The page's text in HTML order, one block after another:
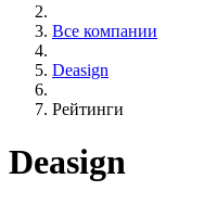
Все компании
Deasign
Рейтинги
Deasign